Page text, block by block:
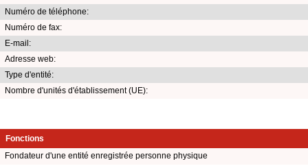
Numéro de téléphone:
Numéro de fax:
E-mail:
Adresse web:
Type d'entité:
Nombre d'unités d'établissement (UE):
Fonctions
Fondateur d'une entité enregistrée personne physique